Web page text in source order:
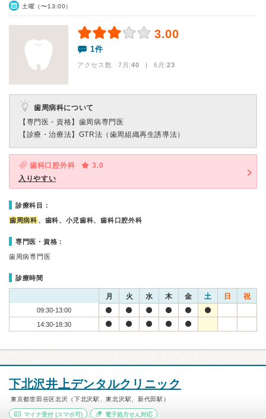
土曜（〜13:00）
3.00
1件
アクセス数 7月:40 | 6月:23
歯周病科について
【専門医・資格】 歯周病専門医
【診療・治療法】 GTR法（歯周組織再生誘導法）
歯科口腔外科
3.0
入りやすい
診療科目：
歯周病科 、歯科、小児歯科、歯科口腔外科
専門医・資格：
歯周病専門医
診療時間
月 火 水 木 金 土 日 祝
09:30-13:00
14:30-18:30
下北沢井上デンタルクリニック
東京都世田谷区北沢（下北沢駅、東北沢駅、新代田駅）
マイナ受付 (スマホ可) 電子処方せん対応